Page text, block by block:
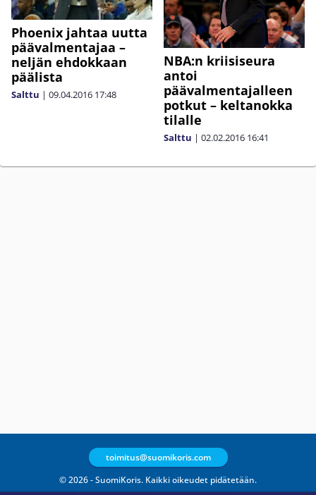
Phoenix jahtaa uutta
päävalmentajaa –
neljän ehdokkaan
päälista
Salttu | 09.04.2016 17:48
NBA:n kriisiseura
antoi
päävalmentajalleen
potkut – keltanokka
tilalle
Salttu | 02.02.2016 16:41
© 2026 - SuomiKoris. Kaikki oikeudet pidätetään.
toimitus@suomikoris.com